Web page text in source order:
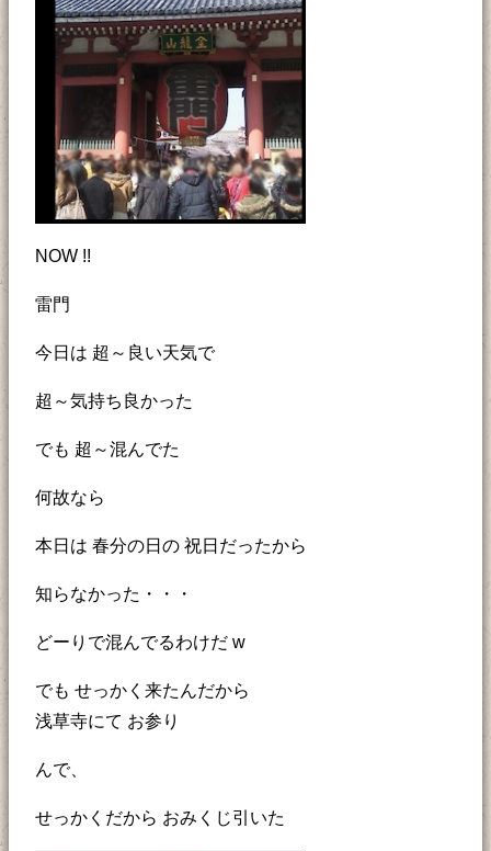
NOW !!
雷門
今日は 超～良い天気で
超～気持ち良かった
でも 超～混んでた
何故なら
本日は 春分の日の 祝日だったから
知らなかった・・・
どーりで混んでるわけだ w
でも せっかく来たんだから
浅草寺にて お参り
んで、
せっかくだから おみくじ引いた